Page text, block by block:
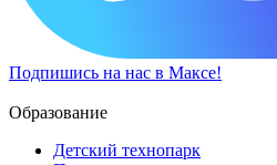
Подпишись на нас в Максе!
Образование
Детский технопарк